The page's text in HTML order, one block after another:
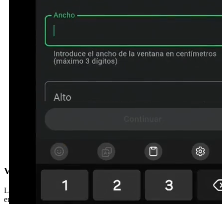
Vous préférez qu'on vous appelle ?
Laissez vos coordonnées et nous vous contactons sous 24h. Sans
engagement.